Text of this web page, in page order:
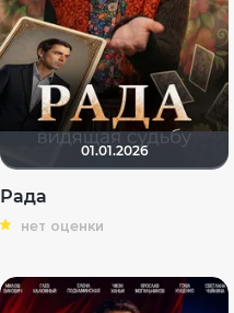
01.01.2026
Рада
нет оценки